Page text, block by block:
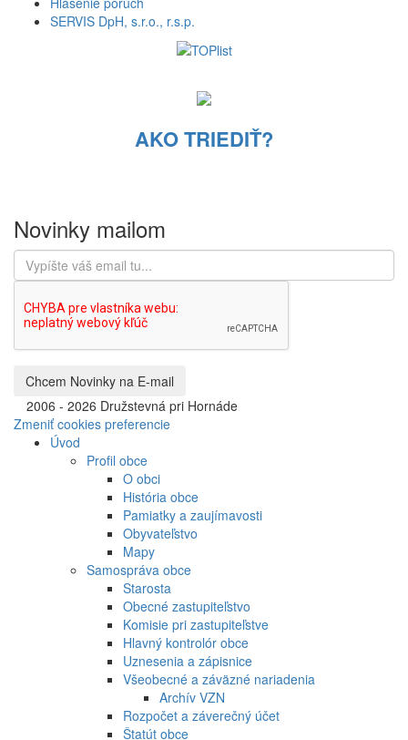
SERVIS DpH, s.r.o., r.s.p.
AKO TRIEDIŤ?
Novinky mailom
2006 - 2026 Družstevná pri Hornáde
Zmeniť cookies preferencie
Úvod
Profil obce
O obci
História obce
Pamiatky a zaujímavosti
Obyvateľstvo
Mapy
Samospráva obce
Starosta
Obecné zastupiteľstvo
Komisie pri zastupiteľstve
Hlavný kontrolór obce
Uznesenia a zápisnice
Všeobecné a záväzné nariadenia
Archív VZN
Rozpočet a záverečný účet
Štatút obce